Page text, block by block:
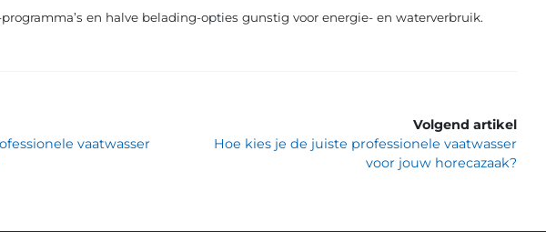
en halve belading-opties gunstig voor energie- en waterverbruik.
vaatwasser
Volgend artikel
Hoe kies je de juiste professionele vaatwasser
voor jouw horecazaak?